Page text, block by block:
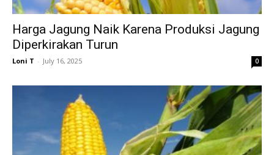
Harga Jagung Naik Karena Produksi Jagung
Diperkirakan Turun
Loni T - July 16, 2025 0